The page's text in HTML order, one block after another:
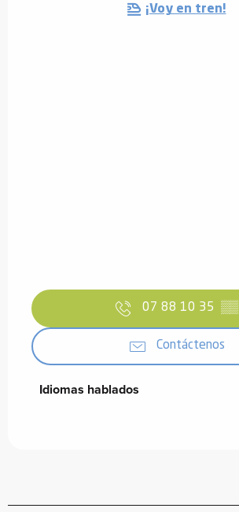
¡Voy en tren!
07 88 10 35 ▒▒
Contáctenos
Idiomas hablados
Idiomas hablados